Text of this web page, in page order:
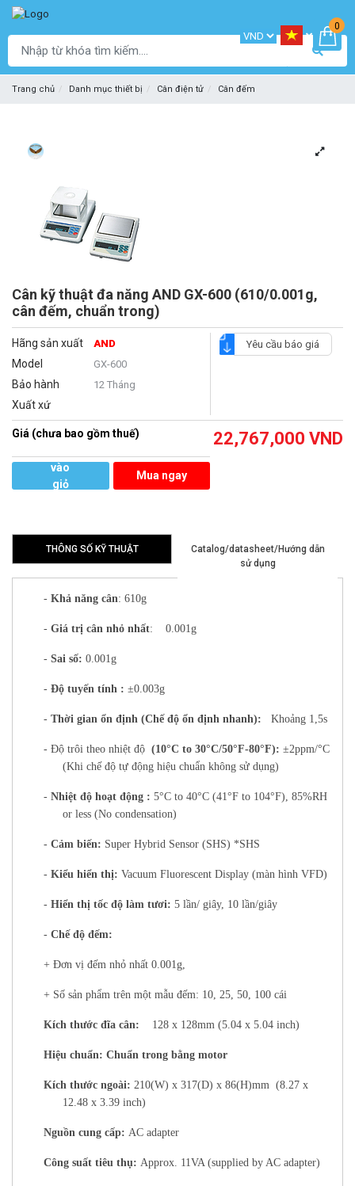
0
Trang chủ Danh mục thiết bị Cân điện tử Cân đếm
Cân kỹ thuật đa năng AND GX-600 (610/0.001g,
cân đếm, chuẩn trong)
Hãng sản xuất AND
Model GX-600
Bảo hành 12 Tháng
Xuất xứ
Yêu cầu báo giá
Giá (chưa bao gồm thuế) 22,767,000 VND
vào
giỏ
Mua ngay
THÔNG SỐ KỸ THUẬT
Catalog/datasheet/Hướng dẫn
sử dụng
- Khả năng cân: 610g
- Giá trị cân nhỏ nhất: 0.001g
- Sai số: 0.001g
- Độ tuyến tính : ±0.003g
- Thời gian ổn định (Chế độ ổn định nhanh): Khoảng 1,5s
- Độ trôi theo nhiệt độ (10°C to 30°C/50°F-80°F): ±2ppm/°C
(Khi chế độ tự động hiệu chuẩn không sử dụng)
- Nhiệt độ hoạt động : 5°C to 40°C (41°F to 104°F), 85%RH
or less (No condensation)
- Cảm biến: Super Hybrid Sensor (SHS) *SHS
- Kiểu hiển thị: Vacuum Fluorescent Display (màn hình VFD)
- Hiển thị tốc độ làm tươi: 5 lần/ giây, 10 lần/giây
- Chế độ đếm:
+ Đơn vị đếm nhỏ nhất 0.001g,
+ Số sản phẩm trên một mẫu đếm: 10, 25, 50, 100 cái
Kích thước đĩa cân: 128 x 128mm (5.04 x 5.04 inch)
Hiệu chuẩn: Chuẩn trong bằng motor
Kích thước ngoài: 210(W) x 317(D) x 86(H)mm (8.27 x
12.48 x 3.39 inch)
Nguồn cung cấp: AC adapter
Công suất tiêu thụ: Approx. 11VA (supplied by AC adapter)